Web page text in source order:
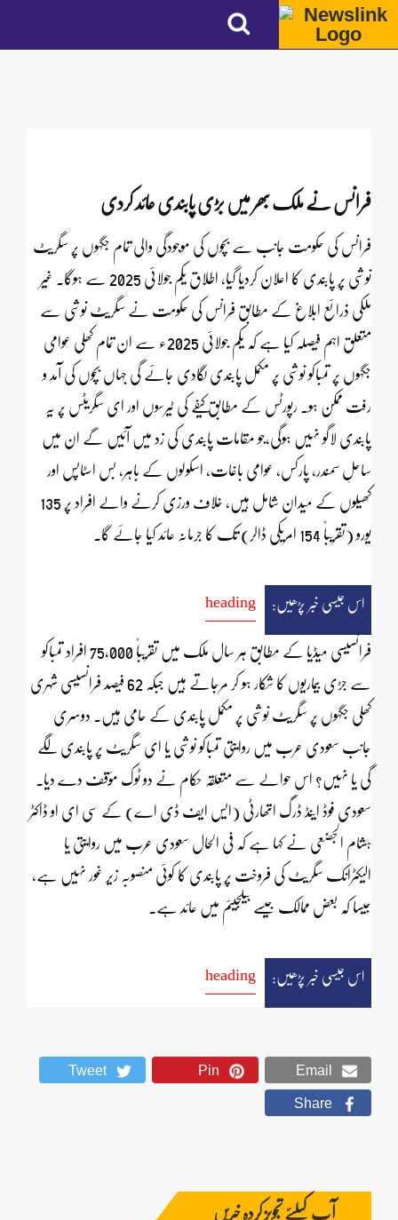
فرانس نے ملک بھر میں بڑی پابندی عائد کردی
فرانس کی حکومت جانب سے بچوں کی موجودگی والی تمام جگہوں پر سگریٹ
نوشی پر پابندی کا اعلان کردیا گیا، اطلاق یکم جولائی 2025 سے ہوگا۔ غیر
ملکی ذرائع ابلاغ کے مطابق فرانس کی حکومت نے سگریٹ نوشی سے
متعلق اہم فیصلہ کیا ہے کہ یکم جولائی 2025ء سے ان تمام کھلی عوامی
جگہوں پر تمباکو نوشی پر مکمل پابندی لگادی جائے گی جہاں بچوں کی آمد و
رفت ممکن ہو۔ رپورٹس کے مطابق کیفے کی ٹیرسوں اور ای سگریٹس پر یہ
پابندی لاگو نہیں ہوگی،جو مقامات پابندی کی زد میں آئیں گے ان میں
ساحلِ سمندر، پارکس، عوامی باغات، اسکولوں کے باہر، بس اسٹاپس اور
کھیلوں کے میدان شامل ہیں، خلاف ورزی کرنے والے افراد پر 135
یورو (تقریباً 154 امریکی ڈالر) تک کا جرمانہ عائد کیا جائے گا۔
اس جیسی خبر پڑھیں: heading
فرانسیسی میڈیا کے مطابق ہر سال ملک میں تقریباً 75,000 افراد تمباکو
سے جڑی بیماریوں کا شکار ہو کر مرجاتے ہیں جبکہ 62 فیصد فرانسیسی شہری
کھلی جگہوں پر سگریٹ نوشی پر مکمل پابندی کے حامی ہیں۔ دوسری
جانب سعودی عرب میں روایتی تمباکو نوشی یا ای سگریٹ پر پابندی لگے
گی یا نہیں؟ اس حوالے سے متعلقہ حکام نے دو ٹوک مؤقف دے دیا۔
سعودی فوڈ اینڈ ڈرگ اتھارٹی (ایس ایف ڈی اے) کے سی ای او ڈاکٹر
ہشام الجضعی نے کہا ہے کہ فی الحال سعودی عرب میں روایتی یا
الیکٹرانک سگریٹ کی فروخت پر پابندی کا کوئی منصوبہ زیر غور نہیں ہے،
جیسا کہ بعض ممالک جیسے بیلجیئم میں عائد ہے۔
اس جیسی خبر پڑھیں: heading
Email
Pin
Tweet
Share